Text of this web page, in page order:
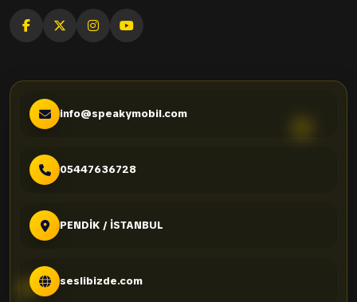
info@speakymobil.com
05447636728
PENDİK / İSTANBUL
seslibizde.com